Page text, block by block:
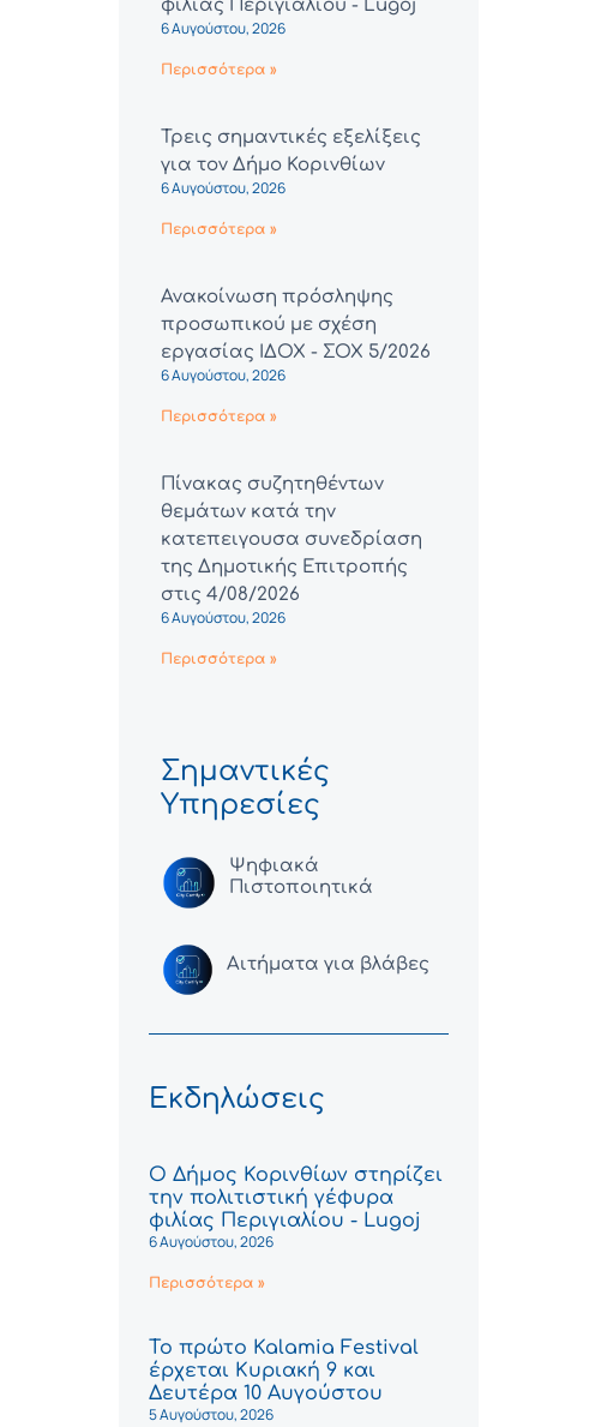
φιλίας Περιγιαλίου - Lugoj
6 Αυγούστου, 2026
Περισσότερα »
Τρεις σημαντικές εξελίξεις
για τον Δήμο Κορινθίων
6 Αυγούστου, 2026
Περισσότερα »
Ανακοίνωση πρόσληψης
προσωπικού με σχέση
εργασίας ΙΔΟΧ - ΣΟΧ 5/2026
6 Αυγούστου, 2026
Περισσότερα »
Πίνακας συζητηθέντων
θεμάτων κατά την
κατεπειγουσα συνεδρίαση
της Δημοτικής Επιτροπής
στις 4/08/2026
6 Αυγούστου, 2026
Περισσότερα »
Σημαντικές
Υπηρεσίες
Ψηφιακά
Πιστοποιητικά
Αιτήματα για βλάβες
Εκδηλώσεις
Ο Δήμος Κορινθίων στηρίζει
την πολιτιστική γέφυρα
φιλίας Περιγιαλίου - Lugoj
6 Αυγούστου, 2026
Περισσότερα »
Το πρώτο Kalamia Festival
έρχεται Κυριακή 9 και
Δευτέρα 10 Αυγούστου
5 Αυγούστου, 2026